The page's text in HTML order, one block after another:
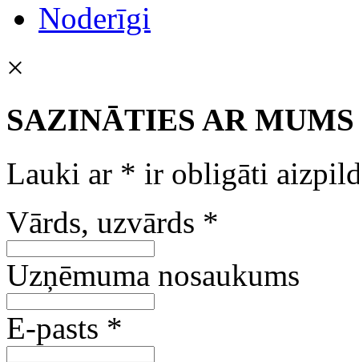
Noderīgi
×
SAZINĀTIES AR MUMS
Lauki ar * ir obligāti
Vārds, uzvārds *
Uzņēmuma nosaukums
E-pasts *